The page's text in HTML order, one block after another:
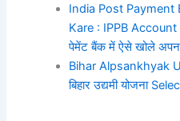
India Post Payment
Kare : IPPB
पेमेंट बैंक में ऐसे खोले
Bihar Alpsankhyak
बिहार उद्यमी योजना